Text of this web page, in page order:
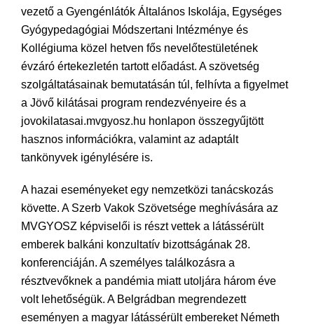
vezető a Gyengénlátók Általános Iskolája, Egységes
Gyógypedagógiai Módszertani Intézménye és
Kollégiuma közel hetven fős nevelőtestületének
évzáró értekezletén tartott előadást. A szövetség
szolgáltatásainak bemutatásán túl, felhívta a figyelmet
a Jövő kilátásai program rendezvényeire és a
jovokilatasai.mvgyosz.hu honlapon összegyűjtött
hasznos információkra, valamint az adaptált
tankönyvek igénylésére is.
A hazai eseményeket egy nemzetközi tanácskozás
követte. A Szerb Vakok Szövetsége meghívására az
MVGYOSZ képviselői is részt vettek a látássérült
emberek balkáni konzultatív bizottságának 28.
konferenciáján. A személyes találkozásra a
résztvevőknek a pandémia miatt utoljára három éve
volt lehetőségük. A Belgrádban megrendezett
eseményen a magyar látássérült embereket Németh